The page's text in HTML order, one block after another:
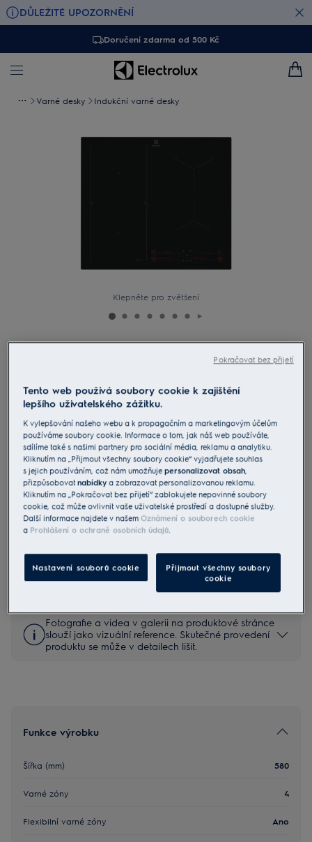
DŮLEŽITÉ UPOZORNĚNÍ
Doručení zdarma od 500 Kč
Varné desky Indukční varné desky
Klepněte pro zvětšení
Varná deska indukční série 700
SenseBoil SaphirMatt® SE
5 (1123)
Informační list výrobku
Benefity
Indukční varná deska 700 SenseBoil® upraví vřící vodu na stabilní
perlení.
Díky senzoru varu se ohřev vroucí vody automaticky sníží na mírné
vaření.
SaphirMatt® SE – elegantní matný povrch. Déle jako nová.
Bezpečnostní pokyny a bezpečnostní upozornění podle
nařízení EU 2023/988 jsou uvedeny v kapitole 1 a 2
Fotografie a videa v galerii na produktové stránce
slouží jako vizuální reference. Skutečné provedení
produktu se může v detailech lišit.
Funkce výrobku
Šířka (mm) 580
Varné zóny 4
Flexibilní varné zóny Ano
Tento web používá soubory cookie k zajištění
lepšího uživatelského zážitku.
K vylepšování našeho webu a k propagačním a marketingovým účelům
používáme soubory cookie. Informace o tom, jak náš web používáte,
sdílíme také s našimi partnery pro sociální média, reklamu a analytiku.
Kliknutím na „Přijmout všechny soubory cookie“ vyjadřujete souhlas
s jejich používáním, což nám umožňujepersonalizovat obsah,
přizpůsobovatnabídky a zobrazovat personalizovanou reklamu.
Kliknutím na „Pokračovat bez přijetí“ zablokujete nepovinné soubory
cookie, což může ovlivnit vaše uživatelské prostředí a dostupné služby.
Další informace najdete v našemOznámení o souborech cookie
a Prohlášení o ochraně osobních údajů.
Nastavení souborů cookie
Přijmout všechny soubory
cookie
Pokračovat bez přijetí